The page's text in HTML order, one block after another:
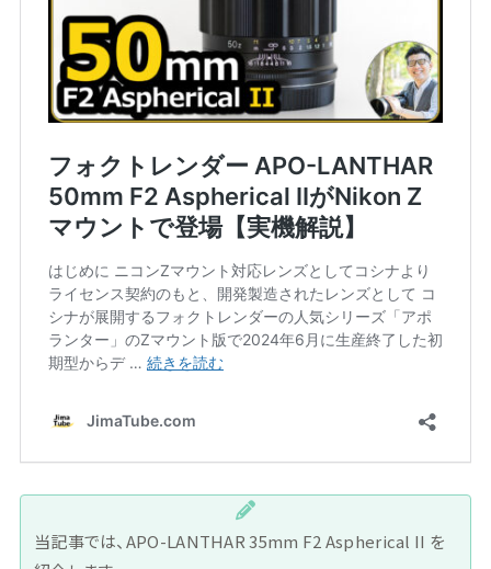
当記事では、APO-LANTHAR 35mm F2 Aspherical II を